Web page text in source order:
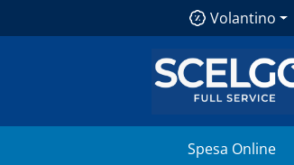
Volantino
Spesa Online